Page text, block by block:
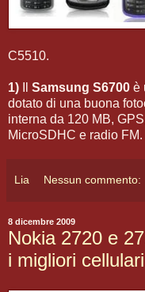
C5510.
1) Samsung S6700 è
dotato di una buona
interna da 120 MB,
MicroSDHC e radio FM.
Lia Nessun commento:
8 dicembre 2009
Nokia 2720 e
i migliori